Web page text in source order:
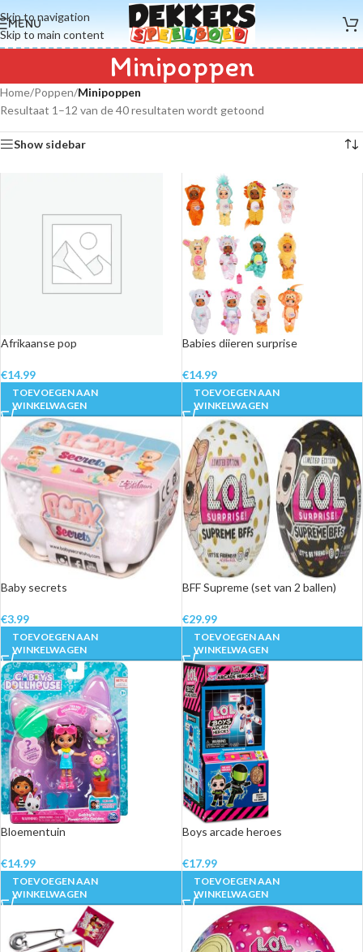
Skip to navigation
Skip to main content
MENU
Minipoppen
Home/Poppen/Minipoppen
Resultaat 1–12 van de 40 resultaten wordt getoond
Show sidebar
Afrikaanse pop
€14.99
TOEVOEGEN AAN
WINKELWAGEN
Babies diieren surprise
€14.99
TOEVOEGEN AAN
WINKELWAGEN
Baby secrets
€3.99
TOEVOEGEN AAN
WINKELWAGEN
BFF Supreme (set van 2 ballen)
€29.99
TOEVOEGEN AAN
WINKELWAGEN
Bloementuin
€14.99
TOEVOEGEN AAN
WINKELWAGEN
Boys arcade heroes
€17.99
TOEVOEGEN AAN
WINKELWAGEN